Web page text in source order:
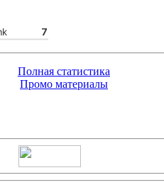
Полная статистика
Промо материалы